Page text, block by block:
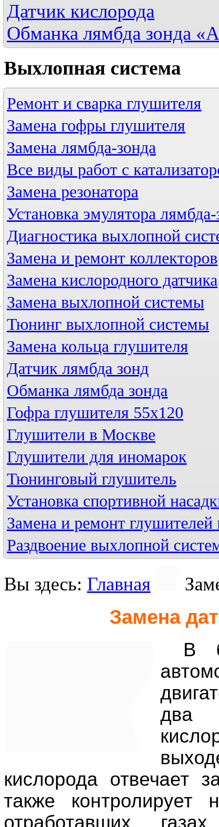
Датчик кислорода
Обманка лямбда зонда
Выхлопная система
Ремонт и сварка глушителя
Замена гофры глушителя
Замена лямбда-зонда
Все виды работ с
Замена резонатора
Установка эмулятора лямбда-
Диагностика выхлопной
Замена и ремонт коллекторов
Замена кислородного датчика
Замена выхлопной системы
Тюнинг выхлопной системы
Замена кольца глушителя
Датчик лямбда зонд
Обманка лямбда зонда
Гофра глушителя 55х120
Глушители в Москве
Глушители для иномарок
Тюнинговый глушитель
Установка спортивной
Замена и ремонт глушителей
Раздвоение выхлопной
Вы здесь: Главная
Замена
В
два
кислорода отвечает
также
отработавших